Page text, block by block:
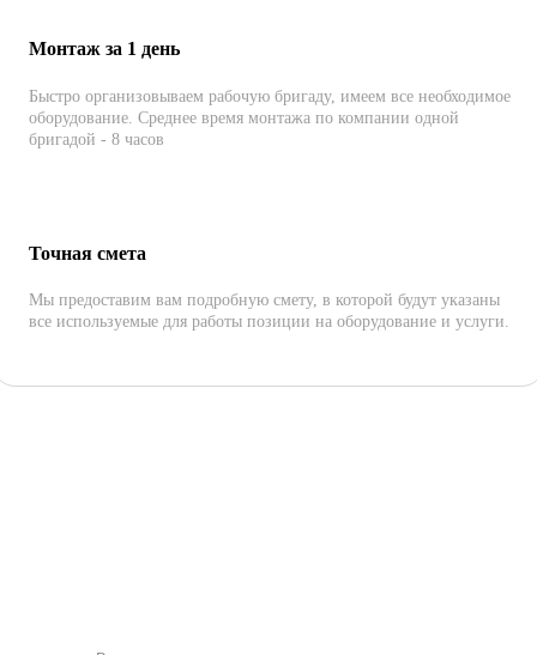
Монтаж за 1 день
Быстро организовываем рабочую бригаду, имеем все необходимое
оборудование. Среднее время монтажа по компании одной
бригадой - 8 часов
Точная смета
Мы предоставим вам подробную смету, в которой будут указаны
все используемые для работы позиции на оборудование и услуги.